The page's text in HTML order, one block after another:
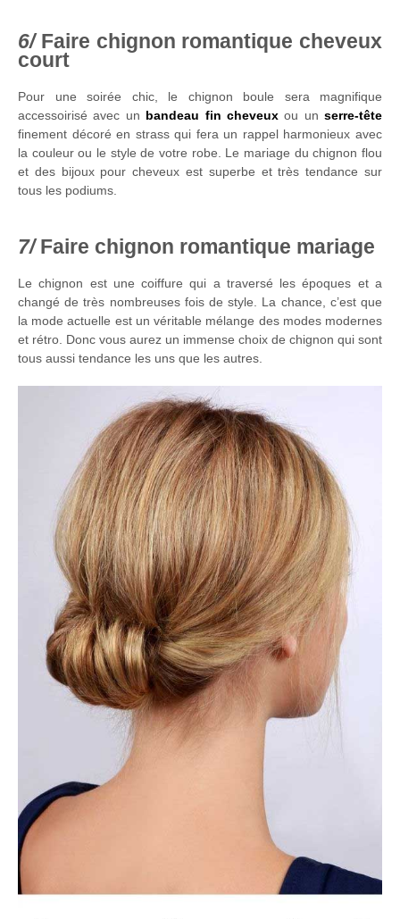
Faire chignon romantique cheveux
court
Pour une soirée chic, le chignon boule sera magnifique
accessoirisé avec un bandeau fin cheveuxou un serre-tête
finement décoré en strass qui fera un rappel harmonieux avec
la couleur ou le style de votre robe. Le mariage du chignon flou
et des bijoux pour cheveux est superbe et très tendance sur
tous les podiums.
Faire chignon romantique mariage
Le chignon est une coiffure qui a traversé les époques et a
changé de très nombreuses fois de style. La chance, c’est que
la mode actuelle est un véritable mélange des modes modernes
et rétro. Donc vous aurez un immense choix de chignon qui sont
tous aussi tendance les uns que les autres.